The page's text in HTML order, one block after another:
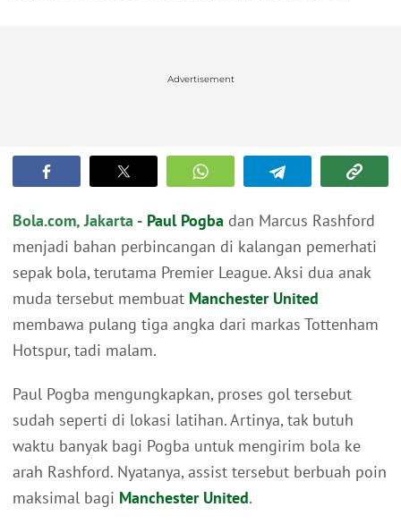
Advertisement
Bola.com, Jakarta - Paul Pogba dan Marcus Rashford
menjadi bahan perbincangan di kalangan pemerhati
sepak bola, terutama Premier League. Aksi dua anak
muda tersebut membuat Manchester United
membawa pulang tiga angka dari markas Tottenham
Hotspur, tadi malam.
Paul Pogba mengungkapkan, proses gol tersebut
sudah seperti di lokasi latihan. Artinya, tak butuh
waktu banyak bagi Pogba untuk mengirim bola ke
arah Rashford. Nyatanya, assist tersebut berbuah poin
maksimal bagi Manchester United.